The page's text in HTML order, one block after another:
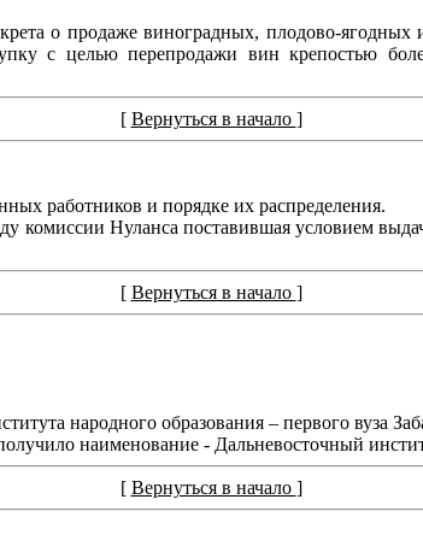
о продаже виноградных, плодово-ягодных
с целью перепродажи вин крепостью
[ Вернуться в начало ]
работников и порядке их распределения.
комиссии Нуланса поставившая условием
[ Вернуться в начало ]
народного образования – первого вуза
наименование - Дальневосточный
[ Вернуться в начало ]